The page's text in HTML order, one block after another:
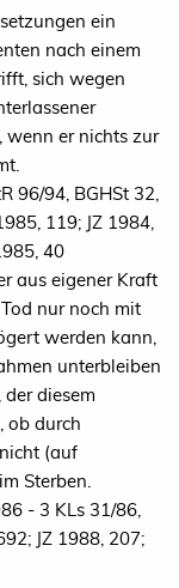
ein
nach einem
sich wegen
wenn er nichts zur
96/94, BGHSt 32,
119; JZ 1984,
40
aus eigener Kraft
nur noch mit
werden kann,
unterbleiben
diesem
ob durch
(auf
Sterben.
- 3 KLs 31/86,
JZ 1988, 207;